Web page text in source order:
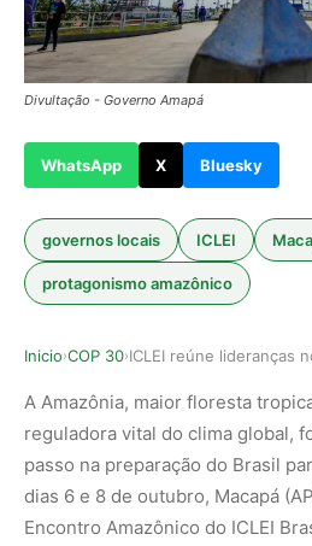
Divultação - Governo Amapá
WhatsApp X Bluesky
governos locais ICLEI
protagonismo amazônico
Inicio›COP 30›
A Amazônia, maior floresta
reguladora vital do clima global,
passo na preparação do Brasil
dias 6 e 8 de outubro, Macapá
Encontro Amazônico do ICLEI